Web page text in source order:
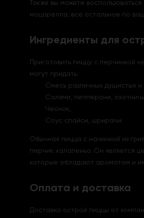
Также вы можете
моцарелла, все остальное по
Ингредиенты для
Приготовить пиццу с перчинкой
могут придать:
Смесь различных душистых и
Салями, пепперони,
Чеснок,
Соус спайси, шрирачи.
Обычная пицца с начинкой из
перчик халапеньо. Он является
которые обладают ароматом и
Оплата и доставка
Доставка острой пиццы от